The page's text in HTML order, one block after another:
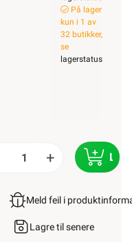
På lager
kun i 1 av
32 butikker,
se
lagerstatus
+
Meld feil i
Lagre til senere